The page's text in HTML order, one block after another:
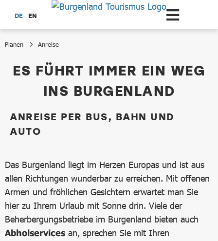
Zum Hauptinhalt springen
DE EN
Planen Anreise
AnreiseES FÜHRT IMMER EIN WEG
INS BURGENLAND
ANREISE PER BUS, BAHN UND
AUTO
Das Burgenland liegt im Herzen Europas und ist aus
allen Richtungen wunderbar zu erreichen. Mit offenen
Armen und fröhlichen Gesichtern erwartet man Sie
hier zu Ihrem Urlaub mit Sonne drin. Viele der
Beherbergungsbetriebe im Burgenland bieten auch
Abholservices an, sprechen Sie mit Ihren